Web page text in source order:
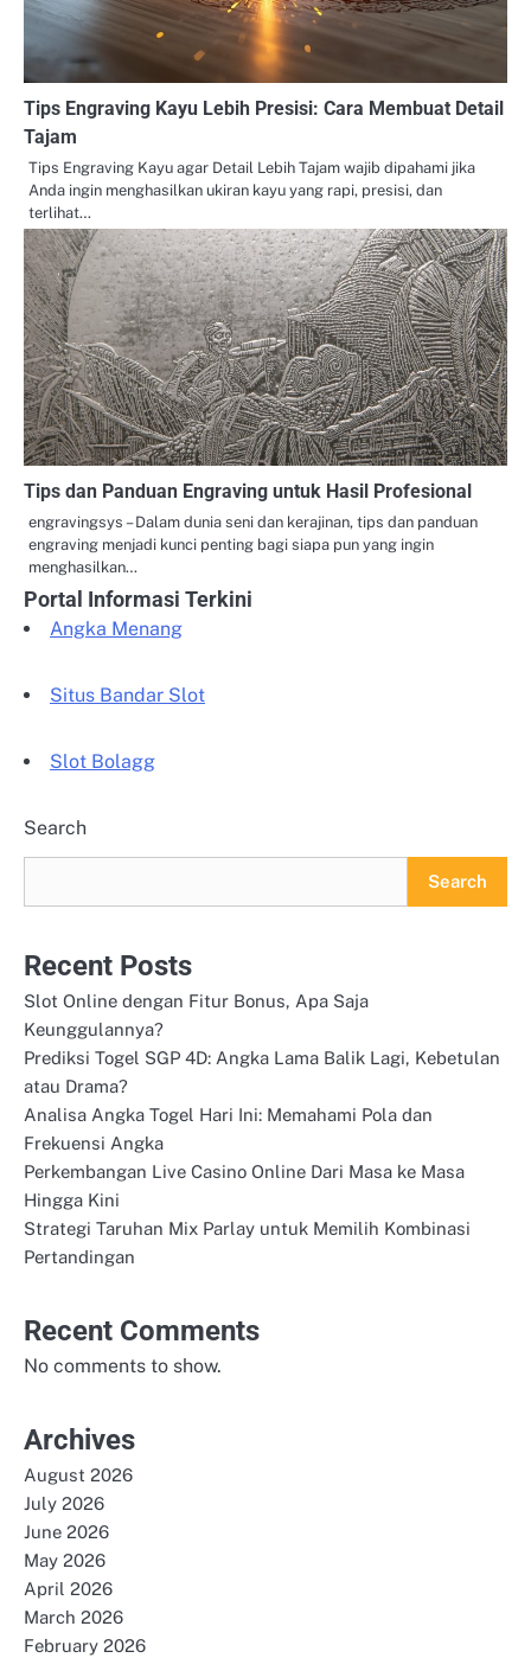
Tips Engraving Kayu Lebih Presisi: Cara Membuat Detail
Tajam
Tips Engraving Kayu agar Detail Lebih Tajam wajib dipahami jika
Anda ingin menghasilkan ukiran kayu yang rapi, presisi, dan
terlihat…
Tips dan Panduan Engraving untuk Hasil Profesional
engravingsys – Dalam dunia seni dan kerajinan, tips dan panduan
engraving menjadi kunci penting bagi siapa pun yang ingin
menghasilkan…
Portal Informasi Terkini
Angka Menang
Situs Bandar Slot
Slot Bolagg
Search
Search
Recent Posts
Slot Online dengan Fitur Bonus, Apa Saja
Keunggulannya?
Prediksi Togel SGP 4D: Angka Lama Balik Lagi, Kebetulan
atau Drama?
Analisa Angka Togel Hari Ini: Memahami Pola dan
Frekuensi Angka
Perkembangan Live Casino Online Dari Masa ke Masa
Hingga Kini
Strategi Taruhan Mix Parlay untuk Memilih Kombinasi
Pertandingan
Recent Comments
No comments to show.
Archives
August 2026
July 2026
June 2026
May 2026
April 2026
March 2026
February 2026